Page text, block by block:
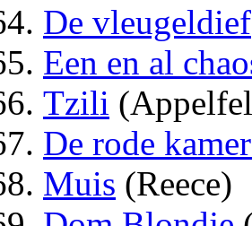
De vleugeldief
Een en al
Tzili
De rode
Muis (Reece)